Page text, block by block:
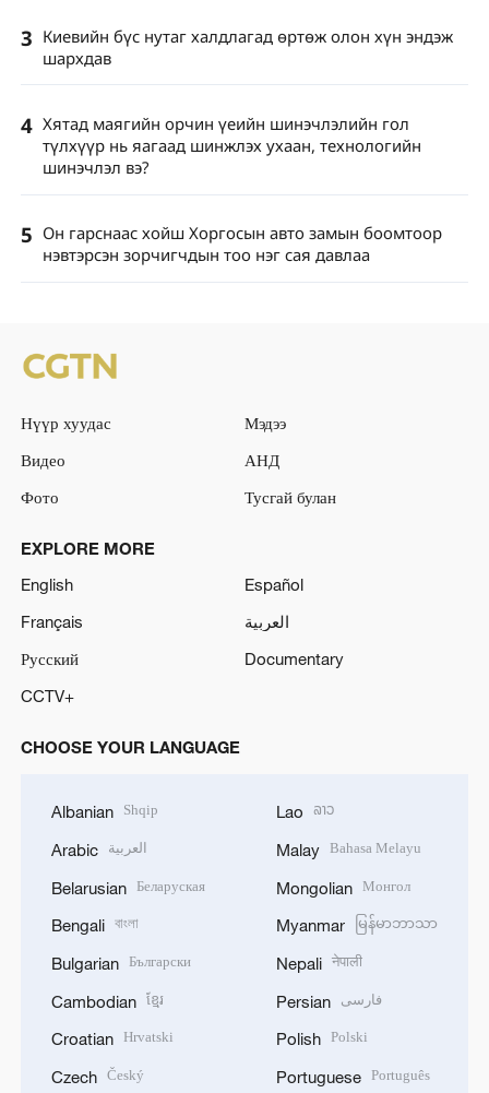
3 Киевийн бүс нутаг халдлагад өртөж олон хүн эндэж
шархдав
4 Хятад маягийн орчин үеийн шинэчлэлийн гол
түлхүүр нь яагаад шинжлэх ухаан, технологийн
шинэчлэл вэ?
5 Он гарснаас хойш Хоргосын авто замын боомтоор
нэвтэрсэн зорчигчдын тоо нэг сая давлаа
Нүүр хуудас
Мэдээ
Видео
АНД
Фото
Тусгай булан
EXPLORE MORE
English
Español
Français
العربية
Русский
Documentary
CCTV+
CHOOSE YOUR LANGUAGE
Albanian Shqip
Arabic العربية
Belarusian Беларуская
Bengali বাংলা
Bulgarian Български
Cambodian ខ្មែរ
Croatian Hrvatski
Czech Český
Lao ລາວ
Malay Bahasa Melayu
Mongolian Монгол
Myanmar မြန်မာဘာသာ
Nepali नेपाली
Persian فارسی
Polish Polski
Portuguese Português